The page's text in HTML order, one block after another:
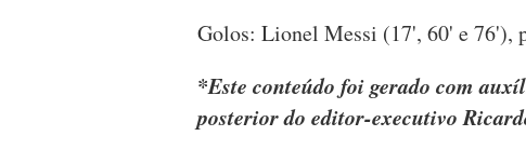
Golos: Lionel Messi (17', 60' e 76'),
*Este conteúdo foi gerado com
posterior do editor-executivo